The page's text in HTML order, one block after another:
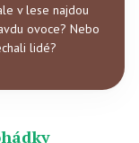
v lese najdou
ovoce? Nebo
lidé?